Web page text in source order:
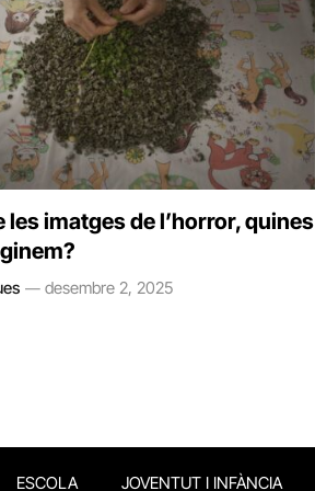
les imatges de l’horror, quines
desembre 2, 2025
ESCOLA JOVENTUT I INFÀNCIA